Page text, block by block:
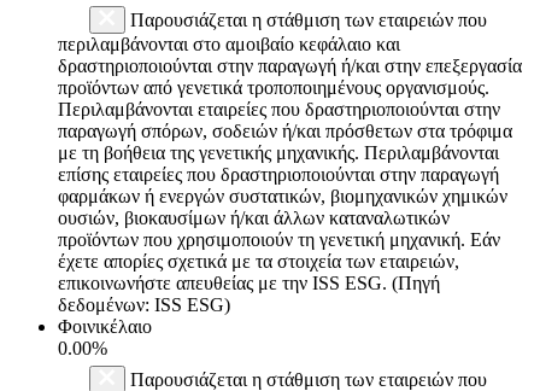
Παρουσιάζεται η στάθμιση των εταιρειών που
περιλαμβάνονται στο αμοιβαίο κεφάλαιο και
δραστηριοποιούνται στην παραγωγή ή/και στην επεξεργασία
προϊόντων από γενετικά τροποποιημένους οργανισμούς.
Περιλαμβάνονται εταιρείες που δραστηριοποιούνται στην
παραγωγή σπόρων, σοδειών ή/και πρόσθετων στα τρόφιμα
με τη βοήθεια της γενετικής μηχανικής. Περιλαμβάνονται
επίσης εταιρείες που δραστηριοποιούνται στην παραγωγή
φαρμάκων ή ενεργών συστατικών, βιομηχανικών χημικών
ουσιών, βιοκαυσίμων ή/και άλλων καταναλωτικών
προϊόντων που χρησιμοποιούν τη γενετική μηχανική. Εάν
έχετε απορίες σχετικά με τα στοιχεία των εταιρειών,
επικοινωνήστε απευθείας με την ISS ESG. (Πηγή
δεδομένων: ISS ESG)
Φοινικέλαιο
0.00%
Παρουσιάζεται η στάθμιση των εταιρειών που